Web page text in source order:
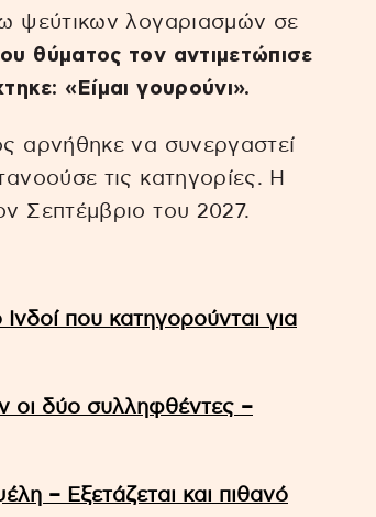
ψεύτικων λογαριασμών σε
θύματος τον αντιμετώπισε
«Είμαι γουρούνι».
αρνήθηκε να συνεργαστεί
τις κατηγορίες. Η
Σεπτέμβριο του 2027.
που κατηγορούνται για
δύο συλληφθέντες –
– Εξετάζεται και πιθανό